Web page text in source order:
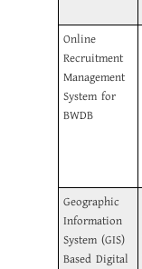
Online
Recruitment
Management
System for
BWDB
Geographic
Information
System (GIS)
Based Digital